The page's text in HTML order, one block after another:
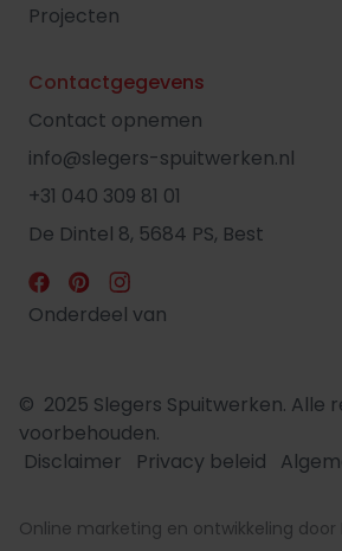
Projecten
Contactgegevens
Contact opnemen
info@slegers-spuitwerken.nl
+31 040 309 81 01
De Dintel 8, 5684 PS, Best
Onderdeel van
© 2025 Slegers Spuitwerken. Alle
voorbehouden.
Disclaimer
Privacy beleid
Online marketing en ontwikkeling door